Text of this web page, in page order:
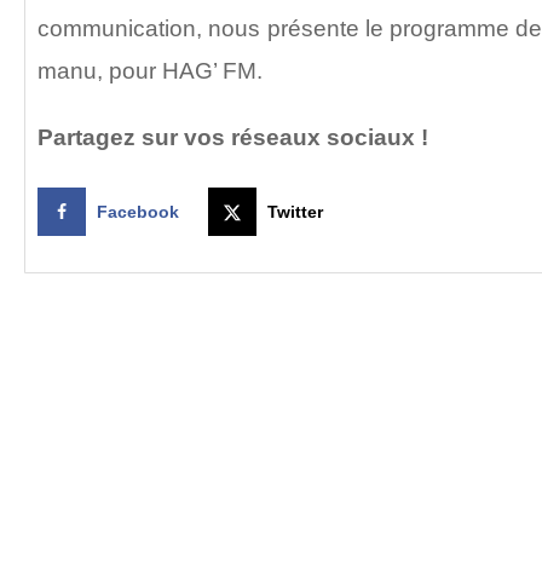
communication, nous présente le programme
manu, pour HAG’ FM.
Partagez sur vos réseaux sociaux !
Facebook Twitter